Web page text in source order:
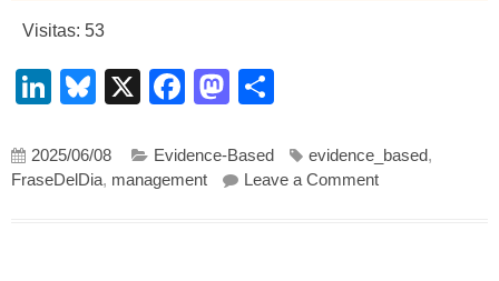
Visitas: 53
LinkedIn
Bluesky
X Facebook
Mastodon
2025/06/08 Evidence-Based evidence_based,
FraseDelDia, management Leave a Commenton El Juego